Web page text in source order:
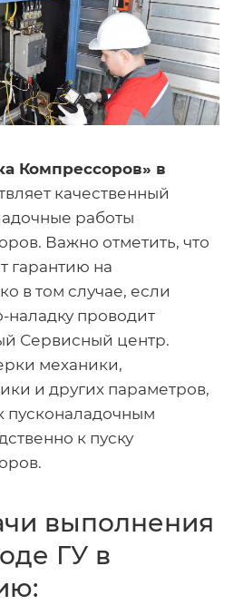
Компрессоров» в
качественный
работы
Важно отметить, что
гарантию на
в том случае, если
проводит
Сервисный центр.
механики,
и других параметров,
пусконаладочным
к пуску
выполнения
ГУ в